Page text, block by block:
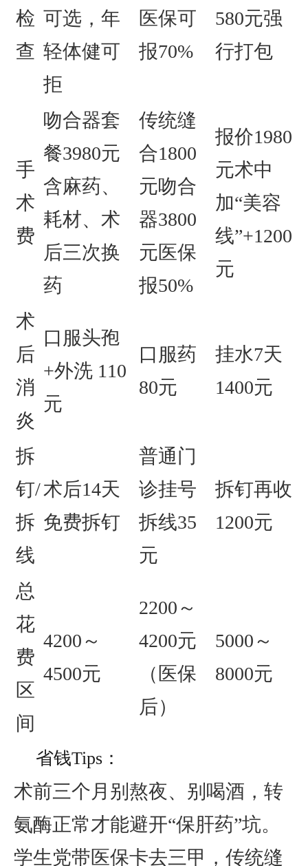
检
查
可选，年
轻体健可
拒
医保可
报70%
580元强
行打包
手
术
费
吻合器套
餐3980元
含麻药、
耗材、术
后三次换
药
传统缝
合1800
元吻合
器3800
元医保
报50%
报价1980
元术中
加“美容
线”+1200
元
术
后
消
炎
口服头孢
+外洗 110
元
口服药
80元
挂水7天
1400元
拆
钉/
拆
线
术后14天
免费拆钉
普通门
诊挂号
拆线35
元
拆钉再收
1200元
总
花
费
区
间
4200～
4500元
2200～
4200元
（医保
后）
5000～
8000元
省钱Tips：
术前三个月别熬夜、别喝酒，转
氨酶正常才能避开“保肝药”坑。
学生党带医保卡去三甲，传统缝